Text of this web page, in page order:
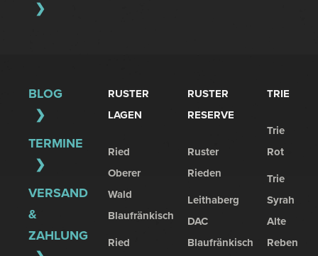
BLOG
TERMINE
VERSAND
&
ZAHLUNG
RUSTER
LAGEN
Ried
Oberer
Wald
Blaufränkisch
Ried
RUSTER
RESERVE
Ruster
Rieden
Leithaberg
DAC
Blaufränkisch
TRIE
Trie
Rot
Trie
Syrah
Alte
Reben